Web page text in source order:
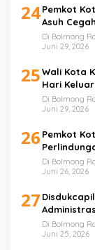
24Pemkot
Asuh
Di Bolmong
Juni 29, 2026
25Wali Kota
Hari
Di Bolmong
Juni 29, 2026
26 Pemkot
Di Bolmong
Juni 26, 2026
27
Di Bolmong
Juni 25, 2026